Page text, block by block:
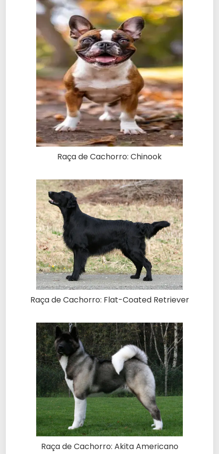
Raça de Cachorro: Chinook
Raça de Cachorro: Flat-Coated Retriever
Raça de Cachorro: Akita Americano